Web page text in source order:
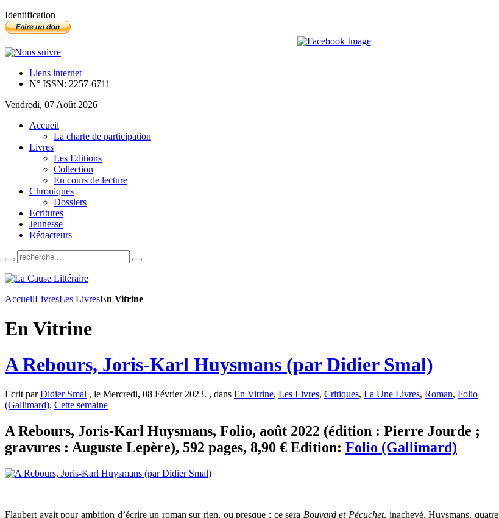
Identification
Liens internet
N° ISSN: 2257-6711
Vendredi, 07 Août 2026
Accueil
La charte de participation
Livres
Les Editions
Collection
En cours de lecture
Chroniques
Dossiers
Ecritures
Jeunesse
Rédacteurs
AccueilLivresLes LivresEn Vitrine
En Vitrine
A Rebours, Joris-Karl Huysmans (par Didier Smal)
Ecrit parDidier Smal , le Mercredi, 08 Février 2023. , dans En Vitrine, Les Livres, Critiques, La Une Livres, Roman, Folio
(Gallimard), Cette semaine
A Rebours, Joris-Karl Huysmans, Folio, août 2022 (édition : Pierre Jourde ;
gravures : Auguste Lepère), 592 pages, 8,90 € Edition: Folio (Gallimard)
Flaubert avait pour ambition d’écrire un roman sur rien, ou presque ; ce sera Bouvard et Pécuchet, inachevé. Huysmans, quatre